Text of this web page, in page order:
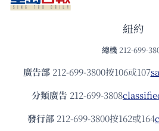
紐約
總機 212-699-
廣告部212-699-3800按106或107
分類廣告 212-699-3808
發⾏部 212-699-3800按162或164